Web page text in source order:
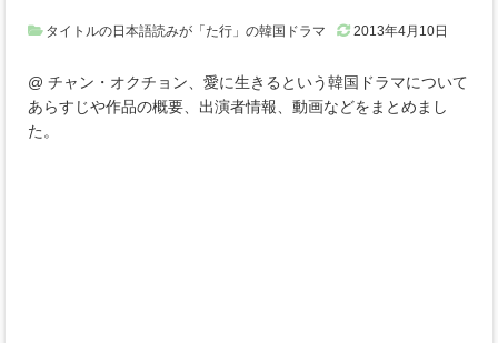
タイトルの日本語読みが「た行」の韓国ドラマ 2013年4月10日
@ チャン・オクチョン、愛に生きるという韓国ドラマについて
あらすじや作品の概要、出演者情報、動画などをまとめまし
た。